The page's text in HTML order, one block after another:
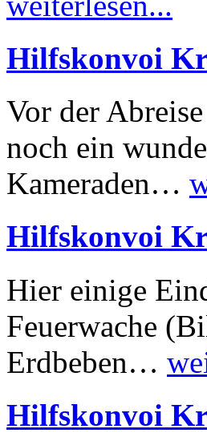
Hilfskonvoi
Vor der
noch ein
Kameraden…
Hilfskonvoi
Hier einige
Feuerwache
Erdbeben…
Hilfskonvoi